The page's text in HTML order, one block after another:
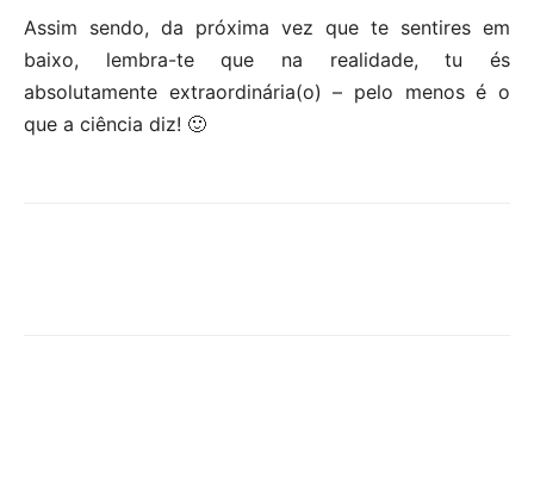
Assim sendo, da próxima vez que te sentires em
baixo, lembra-te que na realidade, tu és
absolutamente extraordinária(o) – pelo menos é o
que a ciência diz! 🙂